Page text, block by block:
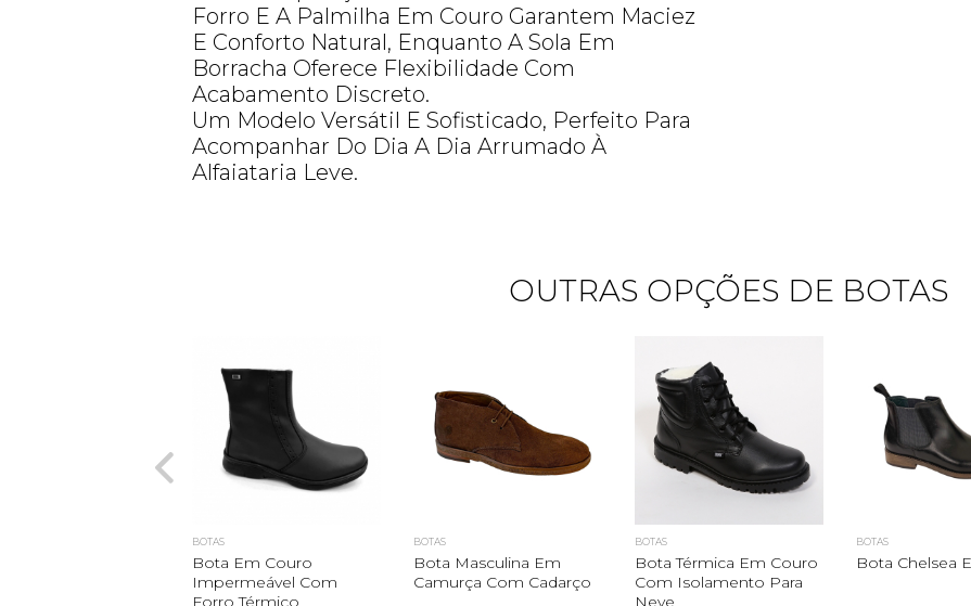
Quero me cadastrar
Forro E A Palmilha Em Couro Garantem Maciez
E Conforto Natural, Enquanto A Sola Em
Borracha Oferece Flexibilidade Com
Acabamento Discreto.
Um Modelo Versátil E Sofisticado, Perfeito Para
Acompanhar Do Dia A Dia Arrumado À
Alfaiataria Leve.
OUTRAS OPÇÕES DE BOTAS
BOTAS
Bota Em Couro
Impermeável Com
Forro Térmico
BOTAS
Bota Masculina Em
Camurça Com Cadarço
BOTAS
Bota Térmica Em Couro
Com Isolamento Para
Neve
BOTAS
Bota Chelsea